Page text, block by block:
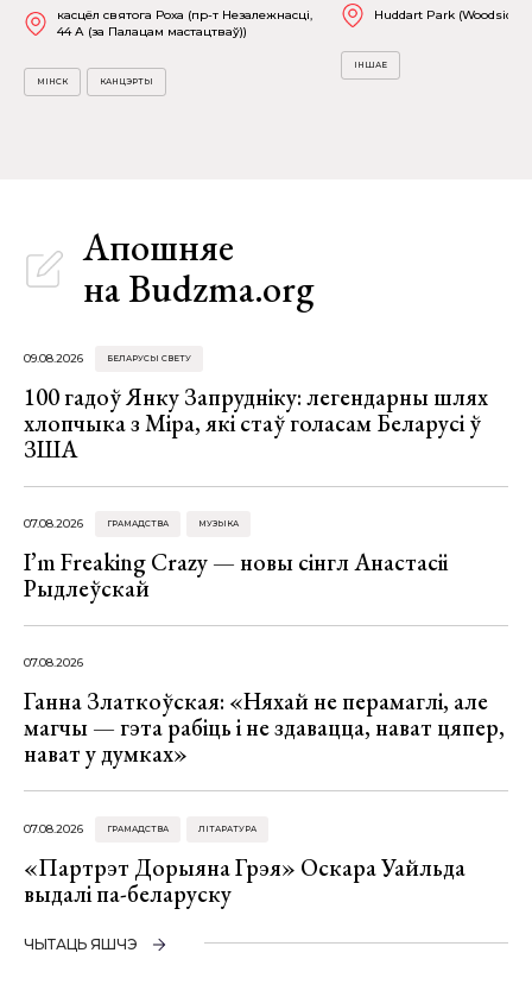
касцёл святога Роха (пр-т Незалежнасці,
44 А (за Палацам мастацтваў))
МІНСК КАНЦЭРТЫ
Huddart Park (Woodside)
ІНШАЕ
Апошняе
на Budzma.org
09.08.2026 БЕЛАРУСЫ СВЕТУ
100 гадоў Янку Запрудніку: легендарны шлях
хлопчыка з Міра, які стаў голасам Беларусі ў
ЗША
07.08.2026 ГРАМАДСТВА МУЗЫКА
I’m Freaking Crazy — новы сінгл Анастасіі
Рыдлеўскай
07.08.2026
Ганна Златкоўская: «Няхай не перамаглі, але
магчы — гэта рабіць і не здавацца, нават цяпер,
нават у думках»
07.08.2026 ГРАМАДСТВА ЛІТАРАТУРА
«Партрэт Дорыяна Грэя» Оскара Уайльда
выдалі па-беларуску
ЧЫТАЦЬ ЯШЧЭ